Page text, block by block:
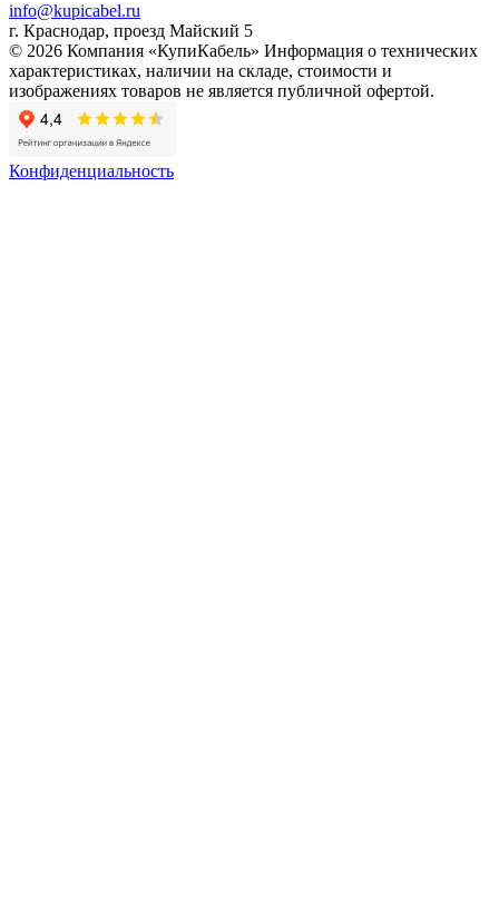
info@kupicabel.ru
г. Краснодар, проезд Майский 5
© 2026 Компания «КупиКабель» Информация о технических
характеристиках, наличии на складе, стоимости и
изображениях товаров не является публичной офертой.
Конфиденциальность